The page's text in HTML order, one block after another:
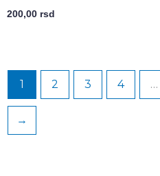
200,00 rsd
1 2 3 4 …
→